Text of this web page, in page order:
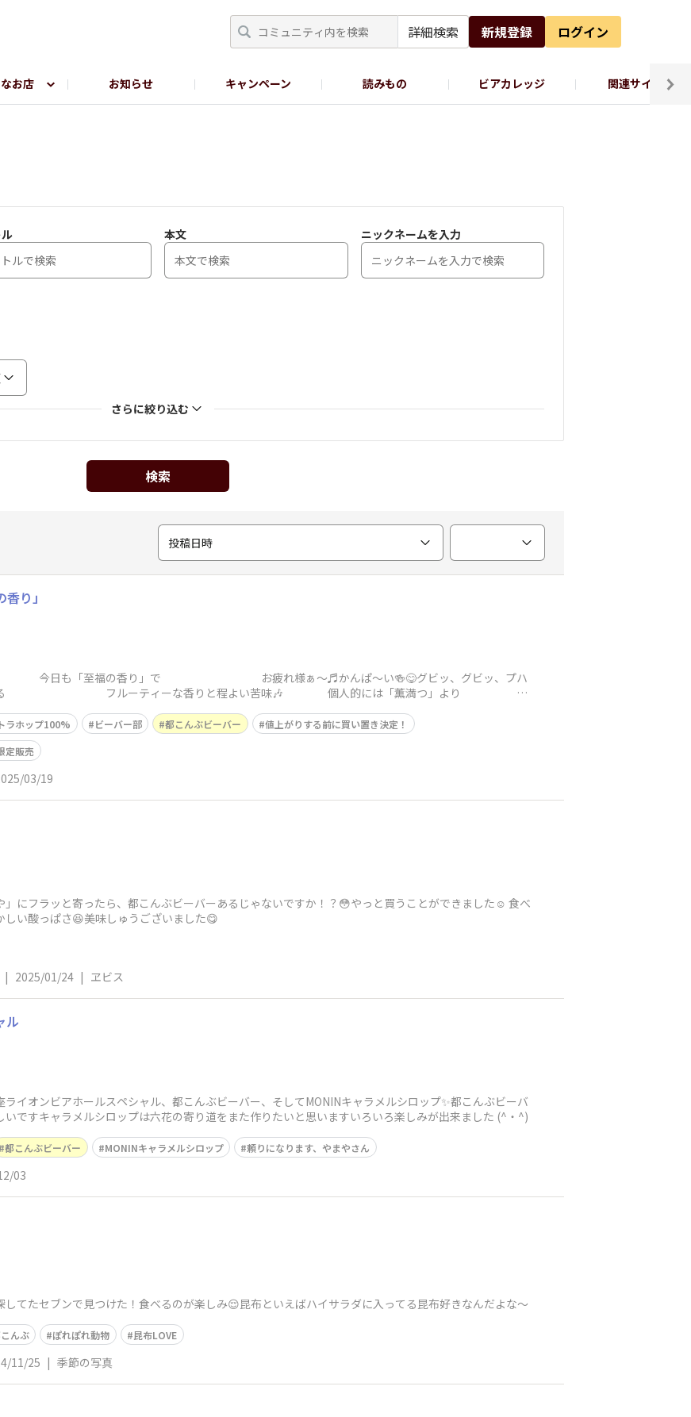
詳細検索 新規登録 ログイン
お店 お知らせ キャンペーン 読みもの ビアカレッジ 関連サイト
本文 ニックネームを入力
さらに絞り込む
検索
投稿日時
り」
さに 今日も「至福の香り」で お疲れ様ぁ〜♬かんぱ〜い🍻😋グビッ、グビッ、プハ
ら抜ける フルーティーな香りと程よい苦味🎶 個人的には「薫満つ」より
ラホップ100% ビーバー部 都こんぶビーバー
値上がりする前に買い置き決定！
定販売
03/19
」にフラッと寄ったら、都こんぶビーバーあるじゃないですか！？😳やっと買うことができました☺️ 食べ
い酸っぱさ😆美味しゅうございました😋
| 2025/01/24 | ヱビス
ル
イオンビアホールスペシャル、都こんぶビーバー、そしてMONINキャラメルシロップ✨都こんぶビーバ
ですキャラメルシロップは六花の寄り道をまた作りたいと思いますいろいろ楽しみが出来ました (^・^)
都こんぶビーバー MONINキャラメルシロップ 頼りになります、やまやさん
03
てたセブンで見つけた！食べるのが楽しみ😌昆布といえばハイサラダに入ってる昆布好きなんだよな〜
んぶ ぽれぽれ動物 昆布LOVE
11/25 | 季節の写真